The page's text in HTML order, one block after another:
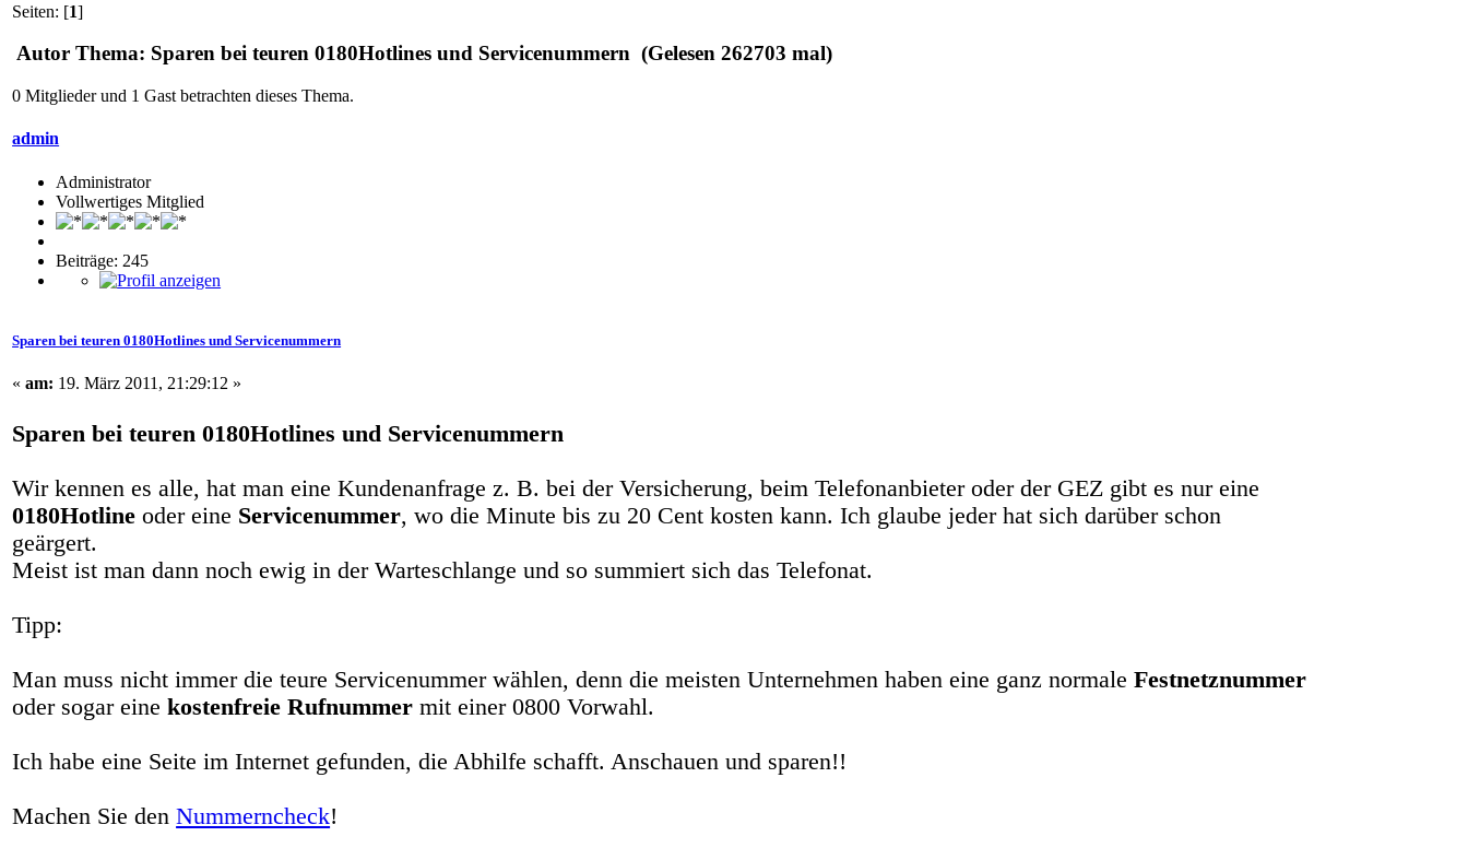
Seiten: [1]
Autor Thema: Sparen bei teuren 0180Hotlines und Servicenummern (Gelesen 262703 mal)
0 Mitglieder und 1 Gast betrachten dieses Thema.
admin
Administrator
Vollwertiges Mitglied
Beiträge: 245
Sparen bei teuren 0180Hotlines und Servicenummern
«am: 19. März 2011, 21:29:12 »
Sparen bei teuren 0180Hotlines und Servicenummern
Wir kennen es alle, hat man eine Kundenanfrage z. B. bei der Versicherung, beim Telefonanbieter oder der GEZ gibt es nur eine
0180Hotline oder eine Servicenummer, wo die Minute bis zu 20 Cent kosten kann. Ich glaube jeder hat sich darüber schon
geärgert.
Meist ist man dann noch ewig in der Warteschlange und so summiert sich das Telefonat.
Tipp:
Man muss nicht immer die teure Servicenummer wählen, denn die meisten Unternehmen haben eine ganz normaleFestnetznummer
oder sogar einekostenfreie Rufnummer mit einer 0800 Vorwahl.
Ich habe eine Seite im Internet gefunden, die Abhilfe schafft. Anschauen und sparen!!
Machen Sie denNummerncheck!